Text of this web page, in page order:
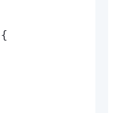
{